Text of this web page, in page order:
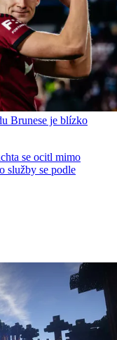
Brunese je blízko
se ocitl mimo
služby se podle